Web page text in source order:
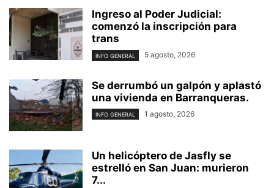
Ingreso al Poder Judicial:
comenzó la inscripción para
trans
INFO GENERAL 5 agosto, 2026
Se derrumbó un galpón y aplastó
una vivienda en Barranqueras.
INFO GENERAL 1 agosto, 2026
Un helicóptero de Jasfly se
estrelló en San Juan: murieron
7...